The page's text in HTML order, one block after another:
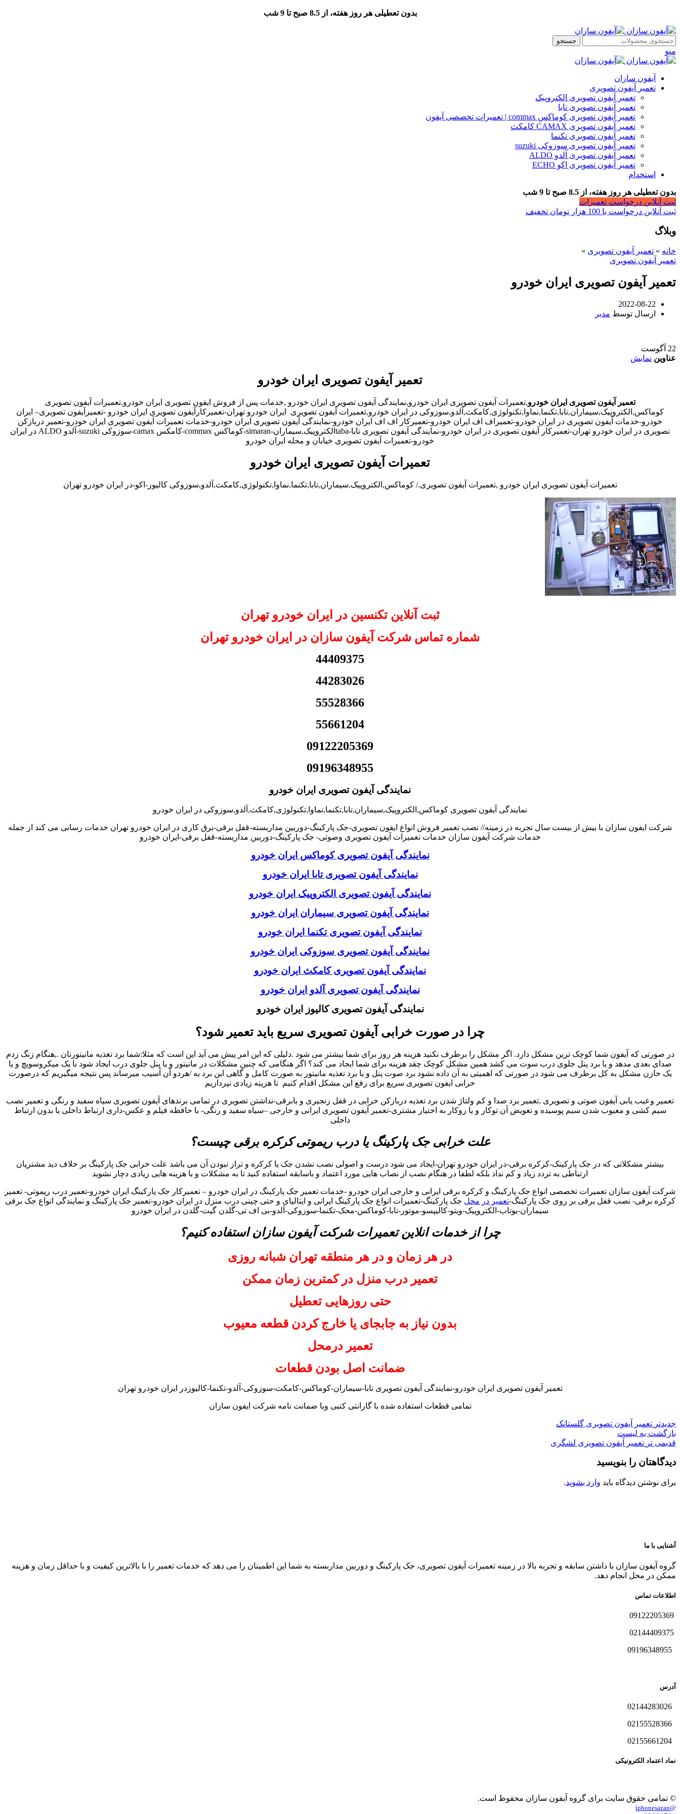
بدون تعطیلی هر روز هفته، از 8.5 صبح تا 9 شب
جستجو
منو
آیفون سازان
تعمیر آیفون تصویری
تعمیر آیفون تصویری الکتروپیک
تعمیر آیفون تصویری تابا
تعمیر آیفون تصویری کوماکس commax | تعمیرات تخصصی آیفون
تعمیر آیفون تصویری CAMAX کامکث
تعمیر آیفون تصویری تکنما
تعمیر آیفون تصویری سوزوکی suzuki
تعمیر آیفون تصویری آلدو ALDO
تعمیر آیفون تصویری اکو ECHO
استخدام
بدون تعطیلی هر روز هفته، از 8.5 صبح تا 9 شب
ثبت آنلاین درخواست تعمیرات
ثبت آنلاین درخواست با 100 هزار تومان تخفیف
وبلاگ
خانه » تعمیر آیفون تصویری »
تعمیر آیفون تصویری
تعمیر آیفون تصویری ایران خودرو
2022-08-22
ارسال توسط مدیر
22 آگوست
عناوین نمایش
تعمیر آیفون تصویری ایران خودرو
تعمیر آیفون تصویری ایران خودرو,تعمیرات آیفون تصویری ایران خودرو,نمایندگی آیفون تصویری ایران خودرو ,خدمات پس از فروش ایفون تصویری ایران خودرو,تعمیرات آیفون تصویری
کوماکس,الکتروپیک,سیماران,تابا,تکنما,نماوا,تکنولوژی,کامکث,آلدو,سوزوکی در ایران خودرو,تعمیرات آیفون تصویری ایران خودرو تهران-تعمیرکارآیفون تصویری ایران خودرو -تعمیرآیفون تصویری– ایران
خودرو-خدمات آیفون تصویری در ایران خودرو-تعمیراف اف ایران خودرو-تعمیرکار اف اف ایران خودرو-نمایندگی آیفون تصویری ایران خودرو-خدمات تعمیرات آیفون تصویری ایران خودرو-تعمیر دربازکن
تصویری در ایران خودرو تهران-تعمیرکار آیفون تصویری در ایران خودرو-نمایندگی آیفون تصویری تابا-tabaالکتروپیک,سیماران-simaran-کوماکس commax-کامکس camax-سوزوکی suzuki-آلدو ALDO در ایران
خودرو-تعمیرات آیفون تصویری خیابان و محله ایران خودرو
تعمیرات آیفون تصویری ایران خودرو
تعمیرات آیفون تصویری ایران خودرو ,تعمیرات آیفون تصویری./ کوماکس,الکتروپیک,سیماران,تابا,تکنما,نماوا,تکنولوژی,کامکث,آلدو,سوزوکی کالیوز-اکو-در ایران خودرو تهران
ثبت آنلاین تکنسین در ایران خودرو تهران
شماره تماس شرکت آیفون سازان در ایران خودرو تهران
44409375
44283026
55528366
55661204
09122205369
09196348955
نمایندگی آیفون تصویری ایران خودرو
نمایندگی آیفون تصویری کوماکس,الکتروپیک,سیماران,تابا,تکنما,نماوا,تکنولوژی,کامکث,آلدو,سوزوکی در ایران خودرو
شرکت ایفون سازان با بیش از بیست سال تجربه در زمینه// نصب تعمیر فروش انواع ایفون تصویری-جک پارکینگ-دوربین مداربسته-قفل برقی-برق کاری در ایران خودرو تهران خدمات رسانی می کند از جمله
خدمات شرکت آیفون سازان خدمات تعمیرات آیفون تصویری وصوتی- جک پارکینگ-دوربین مداربسته-قفل برقی-ایران خودرو
نمایندگی آیفون تصویری کوماکس ایران خودرو
نمایندگی آیفون تصویری تابا ایران خودرو
نمایندگی آیفون تصویری الکتروپیک ایران خودرو
نمایندگی آیفون تصویری سیماران ایران خودرو
نمایندگی آیفون تصویری تکنما ایران خودرو
نمایندگی آیفون تصویری سوزوکی ایران خودرو
نمایندگی آیفون تصویری کامکث ایران خودرو
نمایندگی آیفون تصویری آلدو ایران خودرو
نمایندگی آیفون تصویری کالیوز ایران خودرو
چرا در صورت خرابی آیفون تصویری سریع باید تعمیر شود؟
در صورتی که آیفون شما کوچک ترین مشکل دارد. اگر مشکل را برطرف نکنید هزینه هر روز برای شما بیشتر می شود .دلیلی که این امر پیش می آید این است که مثلا:شما برد تغذیه مانیتورتان .,هنگام زنگ زدم
صدای بعدی مدهد و یا برد پنل جلوی درب سوت می کشد همین مشکل کوچک چقد هزینه برای شما ایجاد می کند؟ اگر هنگامی که چنین مشکلات در مانیتور و یا پنل جلوی درب ایجاد شود با یک میکروسویچ و یا
یک خازن مشکل به کل برطرف می شود در صورتی که اهمیتی به آن داده نشود برد صوت پنل و یا برد تغذیه مانیتور به صورت کامل و گاهی این برد به /هردو آن آسیب میرساند پس نتیجه میگیریم که درصورت
خرابی ایفون تصویری سریع برای رفع این مشکل اقدام کنیم تا هزینه زیادی نپردازیم
تعمیر وعیب یابی آیفون صوتی و تصویری ,تعمیر برد صدا و کم ولتاژ شدن برد تعذیه دربازکن خرابی در قفل زنجیری و یابرقی-نداشتن تصویری در تمامی برندهای آیفون تصویری سیاه سفید و رنگی و تعمیر نصب
سیم کشی و معیوب شدن سیم پوسیده و تعویض آن توکار و یا روکار به اختیار مشتری-تعمیر آیفون تصویری ایرانی و خارجی –سیاه سفید و رنگی- با حافظه فیلم و عکس-داری ارتباط داخلی یا بدون ارتباط
داخلی
علت خرابی جک پارکینگ یا درب ریموتی کرکره برقی چیست؟
بیشتر مشکلاتی که در جک پارکینک-کرکره برقی-در ایران خودرو تهران-ایجاد می شود درست و اصولی نصب نشدن جک یا کرکره و تراز نبودن آن می باشد علت خرابی جک پارکینگ بر خلاف دید مشتریان
ارتباطی به تردد زیاد و کم نداد بلکه لطفا در هنگام نصب از نصاب هایی مورد اعتماد و باسابقه استفاده کنید تا به مشکلات و با هزینه هایی زیادی دچار نشوید
شرکت آیفون سازان تعمیرات تخصصی انواع جک پارکینگ و کرکره برقی ایرانی و خارجی ایران خودرو -خدمات تعمیر جک پارکینگ در ایران خودرو – تعمیرکار جک پارکینگ ایران خودرو-تعمیر درب ریموتی- تعمیر
کرکره برقی- نصب قفل برقی بر روی جک پارکینگ-تعمیر در محل جک پارکینگ-تعمیرات انواع جک پارکینگ ایرانی و ایتالیای و حتی چینی درب منزل در ایران خودرو-تعمیر جک پارکینگ و نمایندگی انواع جک برقی
سیماران-یوتاب-الکتروپیک-ویتو-کالیپسو-موتور-تابا-کوماکس-محک-تکنما-سوزوکی-آلدو-بی اف تی-گلدن گیت-گلدن در ایران خودرو
چرا از خدمات انلاین تعمیرات شرکت آیفون سازان استفاده کنیم؟
در هر زمان و در هر منطقه تهران شبانه روزی
تعمیر درب منزل در کمترین زمان ممکن
حتی روزهایی تعطیل
بدون نیاز به جابجای یا خارج کردن قطعه معیوب
تعمیر درمحل
ضمانت اصل بودن قطعات
تعمیر آیفون تصویری ایران خودرو-نمایندگی آیفون تصویری تابا-سیماران-کوماکس-کامکث-سوزوکی-آلدو-تکنما-کالیوزدر ایران خودرو تهران
تمامی قطعات استفاده شده با گارانتی کتبی وبا ضمانت نامه شرکت ایفون سازان
جدیدتر تعمیر آیفون تصویری گلستانک
بازگشت به لیست
قدیمی تر تعمیر آیفون تصویری لشگری
دیدگاهتان را بنویسید
برای نوشتن دیدگاه باید وارد بشوید.
آشنایی با ما
گروه آیفون سازان با داشتن سابقه و تجربه بالا در زمینه تعمیرات آیفون تصویری، جک پارکینگ و دوربین مداربسته به شما این اطمینان را می دهد که خدمات تعمیر را با بالاترین کیفیت و با حداقل زمان و هزینه
ممکن در محل انجام دهد.
اطلاعات تماس
آدرس
نماد اعتماد الکترونیکی
© تمامی حقوق سایت برای گروه آیفون سازان محفوظ است.
@iphonesazan